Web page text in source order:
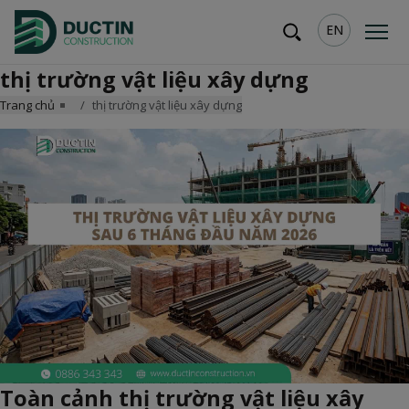
EN
thị trường vật liệu xây dựng
Trang chủ thị trường vật liệu xây dựng
Toàn cảnh thị trường vật liệu xây